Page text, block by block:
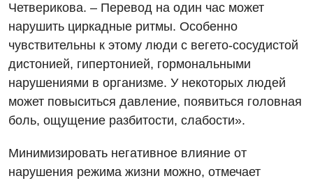
Интернатура
Программа лояльности
Видео
Диагностическое отделение
Инструментальная диагностика
Рентгенография
УЗИ
Эндоскопическое отделение
Для взрослых
Четверикова. – Перевод на один час может
нарушить циркадные ритмы. Особенно
чувствительны к этому люди с вегето-сосудистой
дистонией, гипертонией, гормональными
нарушениями в организме. У некоторых людей
может повыситься давление, появиться головная
боль, ощущение разбитости, слабости».
Минимизировать негативное влияние от
нарушения режима жизни можно, отмечает